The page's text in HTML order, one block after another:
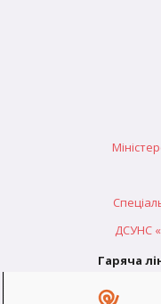
ДСУНС
Гаряча